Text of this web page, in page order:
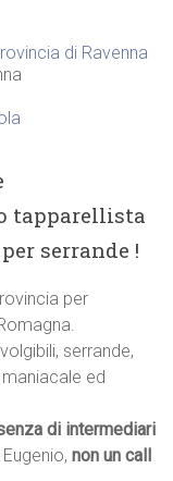
di Ravenna
tapparellista
serrande !
per
serrande,
ed
di intermediari
non un call